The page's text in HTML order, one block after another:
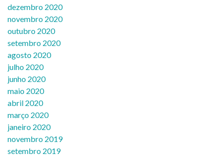
dezembro 2020
novembro 2020
outubro 2020
setembro 2020
agosto 2020
julho 2020
junho 2020
maio 2020
abril 2020
março 2020
janeiro 2020
novembro 2019
setembro 2019